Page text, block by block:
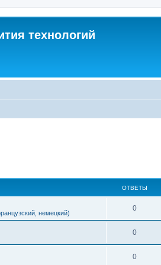
технологий
ОТВЕТЫ
немецкий)
0О
т
е
0О
т
0О